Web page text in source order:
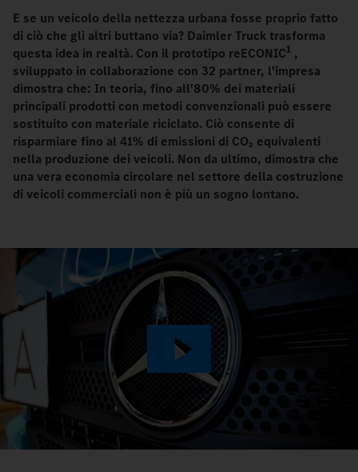
E se un veicolo della nettezza urbana fosse proprio fatto
di ciò che gli altri buttano via? Daimler Truck trasforma
questa idea in realtà. Con il prototipo reECONIC1 ,
sviluppato in collaborazione con 32 partner, l'impresa
dimostra che: In teoria, fino all'80% dei materiali
principali prodotti con metodi convenzionali può essere
sostituito con materiale riciclato. Ciò consente di
risparmiare fino al 41% di emissioni di CO₂ equivalenti
nella produzione dei veicoli. Non da ultimo, dimostra che
una vera economia circolare nel settore della costruzione
di veicoli commerciali non è più un sogno lontano.
Play
Video